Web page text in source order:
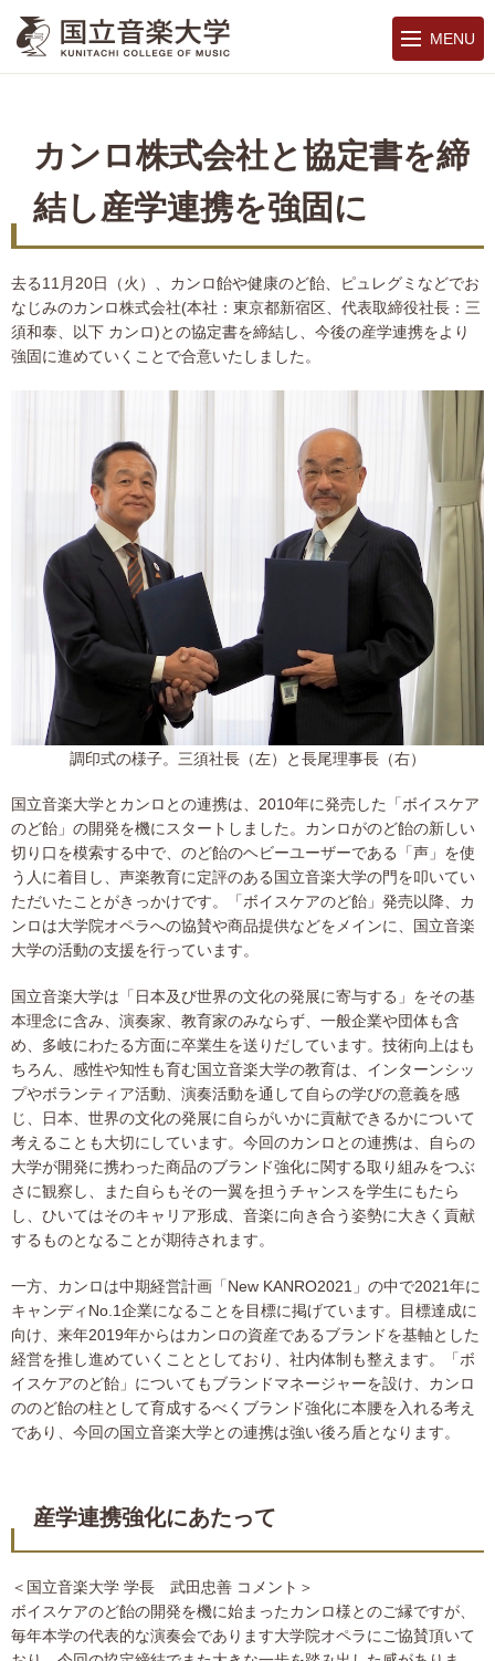
MENU
カンロ株式会社と協定書を締
結し産学連携を強固に
去る11月20日（火）、カンロ飴や健康のど飴、ピュレグミなどでお
なじみのカンロ株式会社(本社：東京都新宿区、代表取締役社長：三
須和泰、以下 カンロ)との協定書を締結し、今後の産学連携をより
強固に進めていくことで合意いたしました。
調印式の様子。三須社長（左）と長尾理事長（右）
国立音楽大学とカンロとの連携は、2010年に発売した「ボイスケア
のど飴」の開発を機にスタートしました。カンロがのど飴の新しい
切り口を模索する中で、のど飴のヘビーユーザーである「声」を使
う人に着目し、声楽教育に定評のある国立音楽大学の門を叩いてい
ただいたことがきっかけです。「ボイスケアのど飴」発売以降、カ
ンロは大学院オペラへの協賛や商品提供などをメインに、国立音楽
大学の活動の支援を行っています。
国立音楽大学は「日本及び世界の文化の発展に寄与する」をその基
本理念に含み、演奏家、教育家のみならず、一般企業や団体も含
め、多岐にわたる方面に卒業生を送りだしています。技術向上はも
ちろん、感性や知性も育む国立音楽大学の教育は、インターンシッ
プやボランティア活動、演奏活動を通して自らの学びの意義を感
じ、日本、世界の文化の発展に自らがいかに貢献できるかについて
考えることも大切にしています。今回のカンロとの連携は、自らの
大学が開発に携わった商品のブランド強化に関する取り組みをつぶ
さに観察し、また自らもその一翼を担うチャンスを学生にもたら
し、ひいてはそのキャリア形成、音楽に向き合う姿勢に大きく貢献
するものとなることが期待されます。
一方、カンロは中期経営計画「New KANRO2021」の中で2021年に
キャンディNo.1企業になることを目標に掲げています。目標達成に
向け、来年2019年からはカンロの資産であるブランドを基軸とした
経営を推し進めていくこととしており、社内体制も整えます。「ボ
イスケアのど飴」についてもブランドマネージャーを設け、カンロ
ののど飴の柱として育成するべくブランド強化に本腰を入れる考え
であり、今回の国立音楽大学との連携は強い後ろ盾となります。
産学連携強化にあたって
＜国立音楽大学 学長 武田忠善 コメント＞
ボイスケアのど飴の開発を機に始まったカンロ様とのご縁ですが、
毎年本学の代表的な演奏会であります大学院オペラにご協賛頂いて